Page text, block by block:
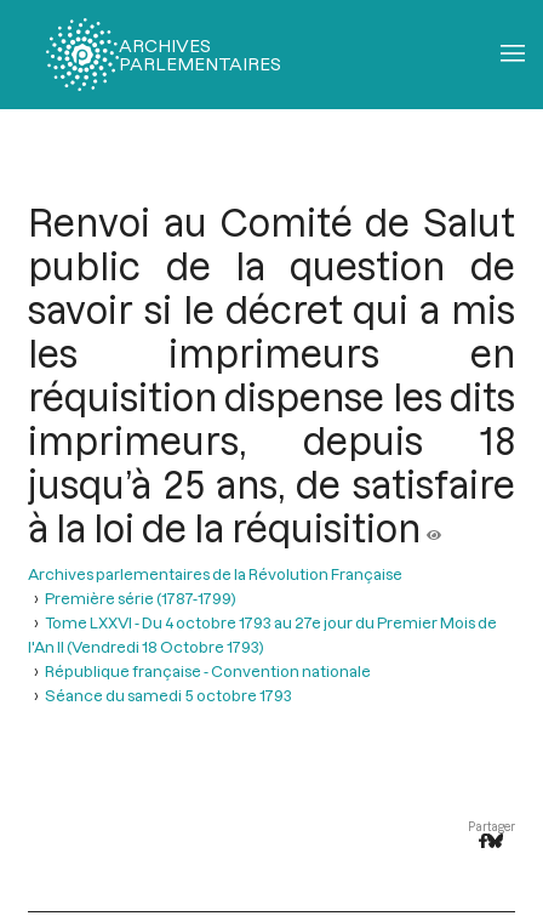
ARCHIVES
PARLEMENTAIRES
Renvoi au Comité de Salut
public de la question de
savoir si le décret qui a mis
les imprimeurs en
réquisition dispense les dits
imprimeurs, depuis 18
jusqu’à 25 ans, de satisfaire
à la loi de la réquisition
Archives parlementaires de la Révolution Française
Première série (1787-1799)
Tome LXXVI - Du 4 octobre 1793 au 27e jour du Premier Mois de
l'An II (Vendredi 18 Octobre 1793)
République française - Convention nationale
Séance du samedi 5 octobre 1793
Partager